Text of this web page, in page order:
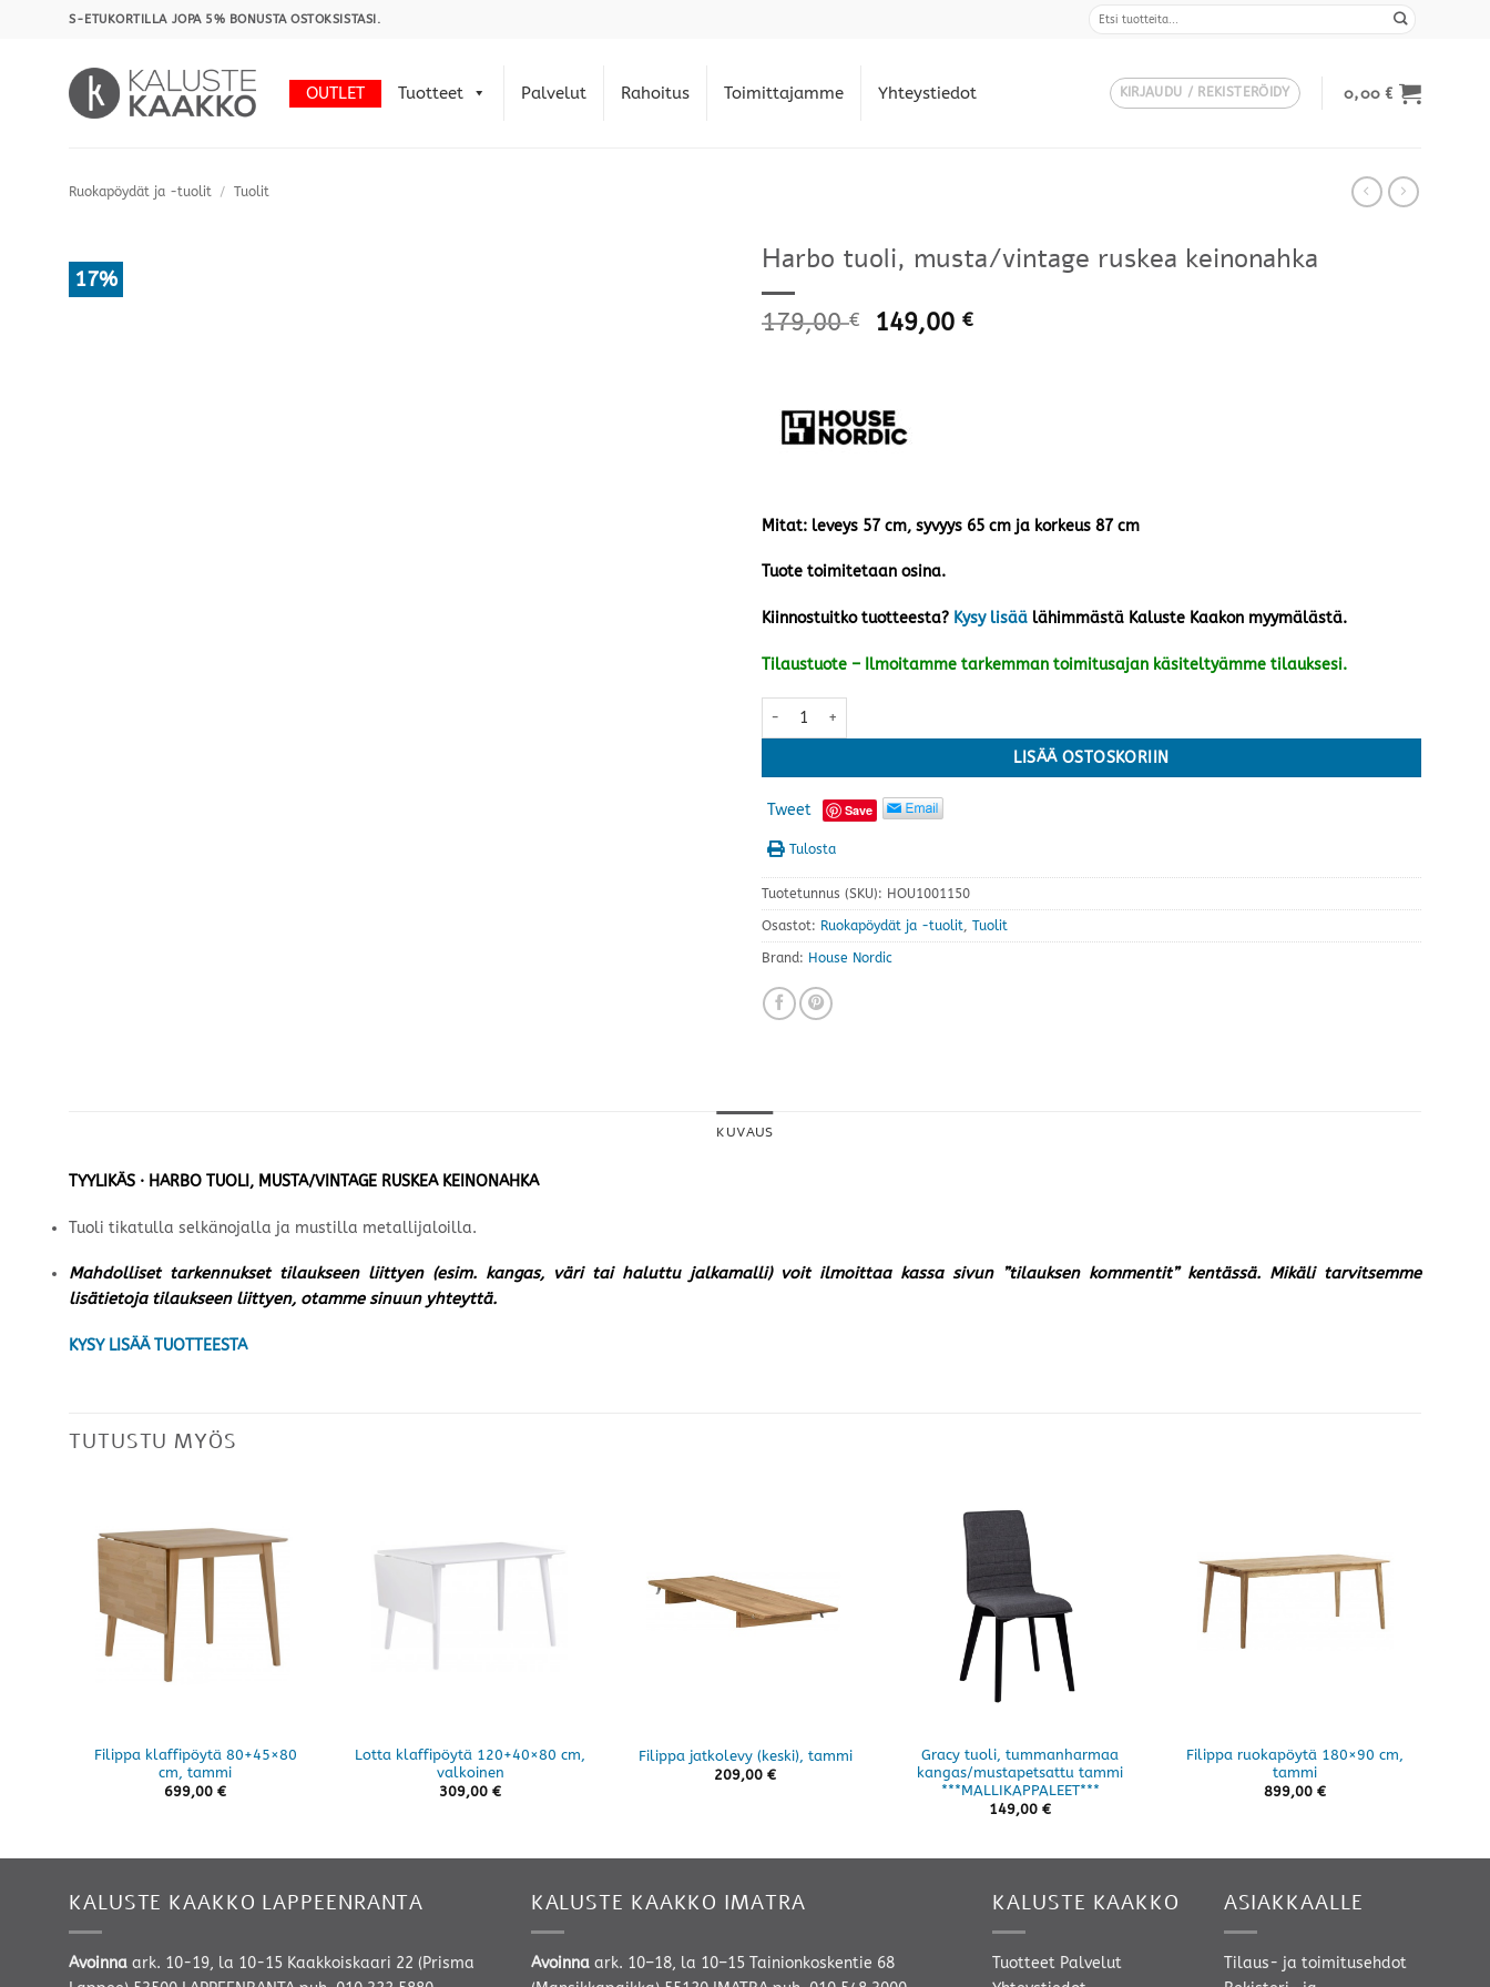
S-ETUKORTILLA JOPA 5% BONUSTA OSTOKSISTASI.
OUTLET Tuotteet Palvelut Rahoitus Toimittajamme Yhteystiedot KIRJAUDU / REKISTERÖIDY 0,00€
Ruokapöydät ja -tuolit / Tuolit
17%
Harbo tuoli, musta/vintage ruskea keinonahka
179,00€ 149,00€
Mitat: leveys 57 cm, syvyys 65 cm ja korkeus 87 cm
Tuote toimitetaan osina.
Kiinnostuitko tuotteesta? Kysy lisää lähimmästä Kaluste Kaakon myymälästä.
Tilaustuote – Ilmoitamme tarkemman toimitusajan käsiteltyämme tilauksesi.
Harbo tuoli, musta/vintage ruskea keinonahka määrä
LISÄÄ OSTOSKORIIN
Tweet Save
Tulosta
Tuotetunnus (SKU): HOU1001150
Osastot: Ruokapöydät ja -tuolit, Tuolit
Brand: House Nordic
KUVAUS
TYYLIKÄS · HARBO TUOLI, MUSTA/VINTAGE RUSKEA KEINONAHKA
Tuoli tikatulla selkänojalla ja mustilla metallijaloilla.
Mahdolliset tarkennukset tilaukseen liittyen (esim. kangas, väri tai haluttu jalkamalli) voit ilmoittaa kassa sivun ”tilauksen kommentit” kentässä. Mikäli tarvitsemme
lisätietoja tilaukseen liittyen, otamme sinuun yhteyttä.
KYSY LISÄÄ TUOTTEESTA
TUTUSTU MYÖS
Filippa klaffipöytä 80+45×80
cm, tammi
699,00 €
Lotta klaffipöytä 120+40×80 cm,
valkoinen
309,00 €
Filippa jatkolevy (keski), tammi
209,00 €
Gracy tuoli, tummanharmaa
kangas/mustapetsattu tammi
***MALLIKAPPALEET***
149,00 €
Filippa ruokapöytä 180×90 cm,
tammi
899,00 €
KALUSTE KAAKKO LAPPEENRANTA
Avoinna ark. 10-19, la 10-15 Kaakkoiskaari 22 (Prisma
KALUSTE KAAKKO IMATRA
Avoinnaark. 10–18, la 10–15 Tainionkoskentie 68
KALUSTE KAAKKO
Tuotteet Palvelut
ASIAKKAALLE
Tilaus- ja toimitusehdot